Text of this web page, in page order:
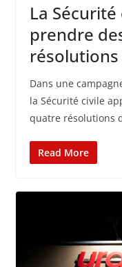
La
prendre
résolutions
Dans une
la Sécurité civile
quatre résolutions
Read More